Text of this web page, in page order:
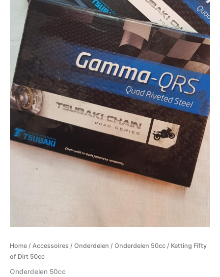
Home / Accessoires / Onderdelen / Onderdelen 50cc / Ketting Fifty
of Dirt 50cc
Onderdelen 50cc